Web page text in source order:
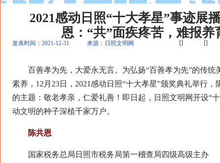
2021感动日照“十大孝星”事迹展
恩：“共”面疾疼苦，难报养
发表时间：2021-12-31 来源：日照文明网 [] []
百善孝为先，大爱永无言。为弘扬“百善孝为先”的传统
素养，12月23日，2021感动日照“十大孝星”颁奖典礼举行
的主题：敬老孝亲，仁爱礼善！即日起，日照文明网开设“
动文明的种子深植千家万户。
陈共恩
国家税务总局日照市税务局第一稽查局四级高级主办